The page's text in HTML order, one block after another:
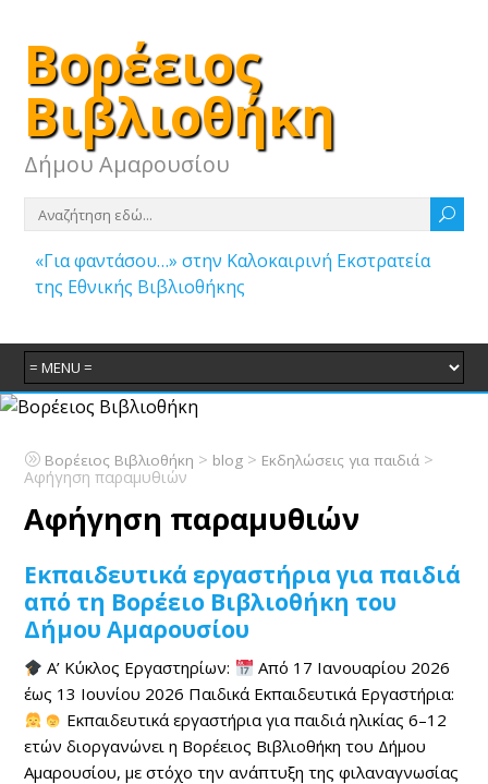
Βορέειος
Βιβλιοθήκη
Δήμου Αμαρουσίου
«Για φαντάσου…» στην Καλοκαιρινή Εκστρατεία
της Εθνικής Βιβλιοθήκης
Βορέειος Βιβλιοθήκη > blog > Εκδηλώσεις για παιδιά >
Αφήγηση παραμυθιών
Αφήγηση παραμυθιών
Εκπαιδευτικά εργαστήρια για παιδιά
από τη Βορέειο Βιβλιοθήκη του
Δήμου Αμαρουσίου
Α’ Κύκλος Εργαστηρίων:
Από 17 Ιανουαρίου 2026
έως 13 Ιουνίου 2026 Παιδικά Εκπαιδευτικά Εργαστήρια:
Εκπαιδευτικά εργαστήρια για παιδιά ηλικίας 6–12
ετών διοργανώνει η Βορέειος Βιβλιοθήκη του Δήμου
Αμαρουσίου, με στόχο την ανάπτυξη της φιλαναγνωσίας